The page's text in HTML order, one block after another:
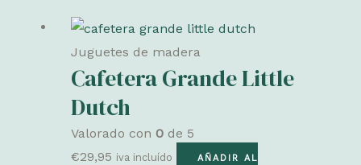
Juguetes de madera
Cafetera Grande Little
Dutch
Valorado con 0 de 5
€29,95 iva incluído AÑADIR AL